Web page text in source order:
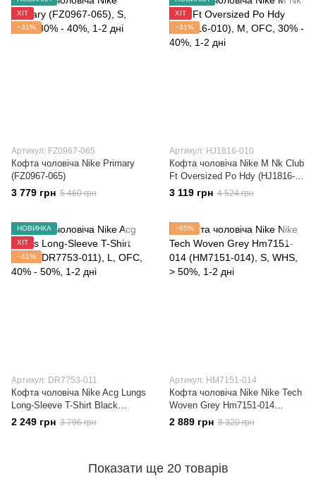
ХІТ
−31%
Артикул: FZ0967-065
Кофта чоловіча Nike Primary
(FZ0967-065)
3 779 грн 5 460 грн
ХІТ
−31%
Артикул: HJ1816-010
Кофта чоловіча Nike M Nk Club
Ft Oversized Po Hdy (HJ1816-
010)
3 119 грн 4 524 грн
НОВИНКА
ХІТ
−41%
Артикул: DR7753-011
Кофта чоловіча Nike Acg Lungs
Long-Sleeve T-Shirt Black
(DR7753-011)
2 249 грн 3 796 грн
−65%
Артикул: HM7151-014
Кофта чоловіча Nike Nike Tech
Woven Grey Hm7151-014
(HM7151-014)
2 889 грн 8 320 грн
Показати ще 20 товарів